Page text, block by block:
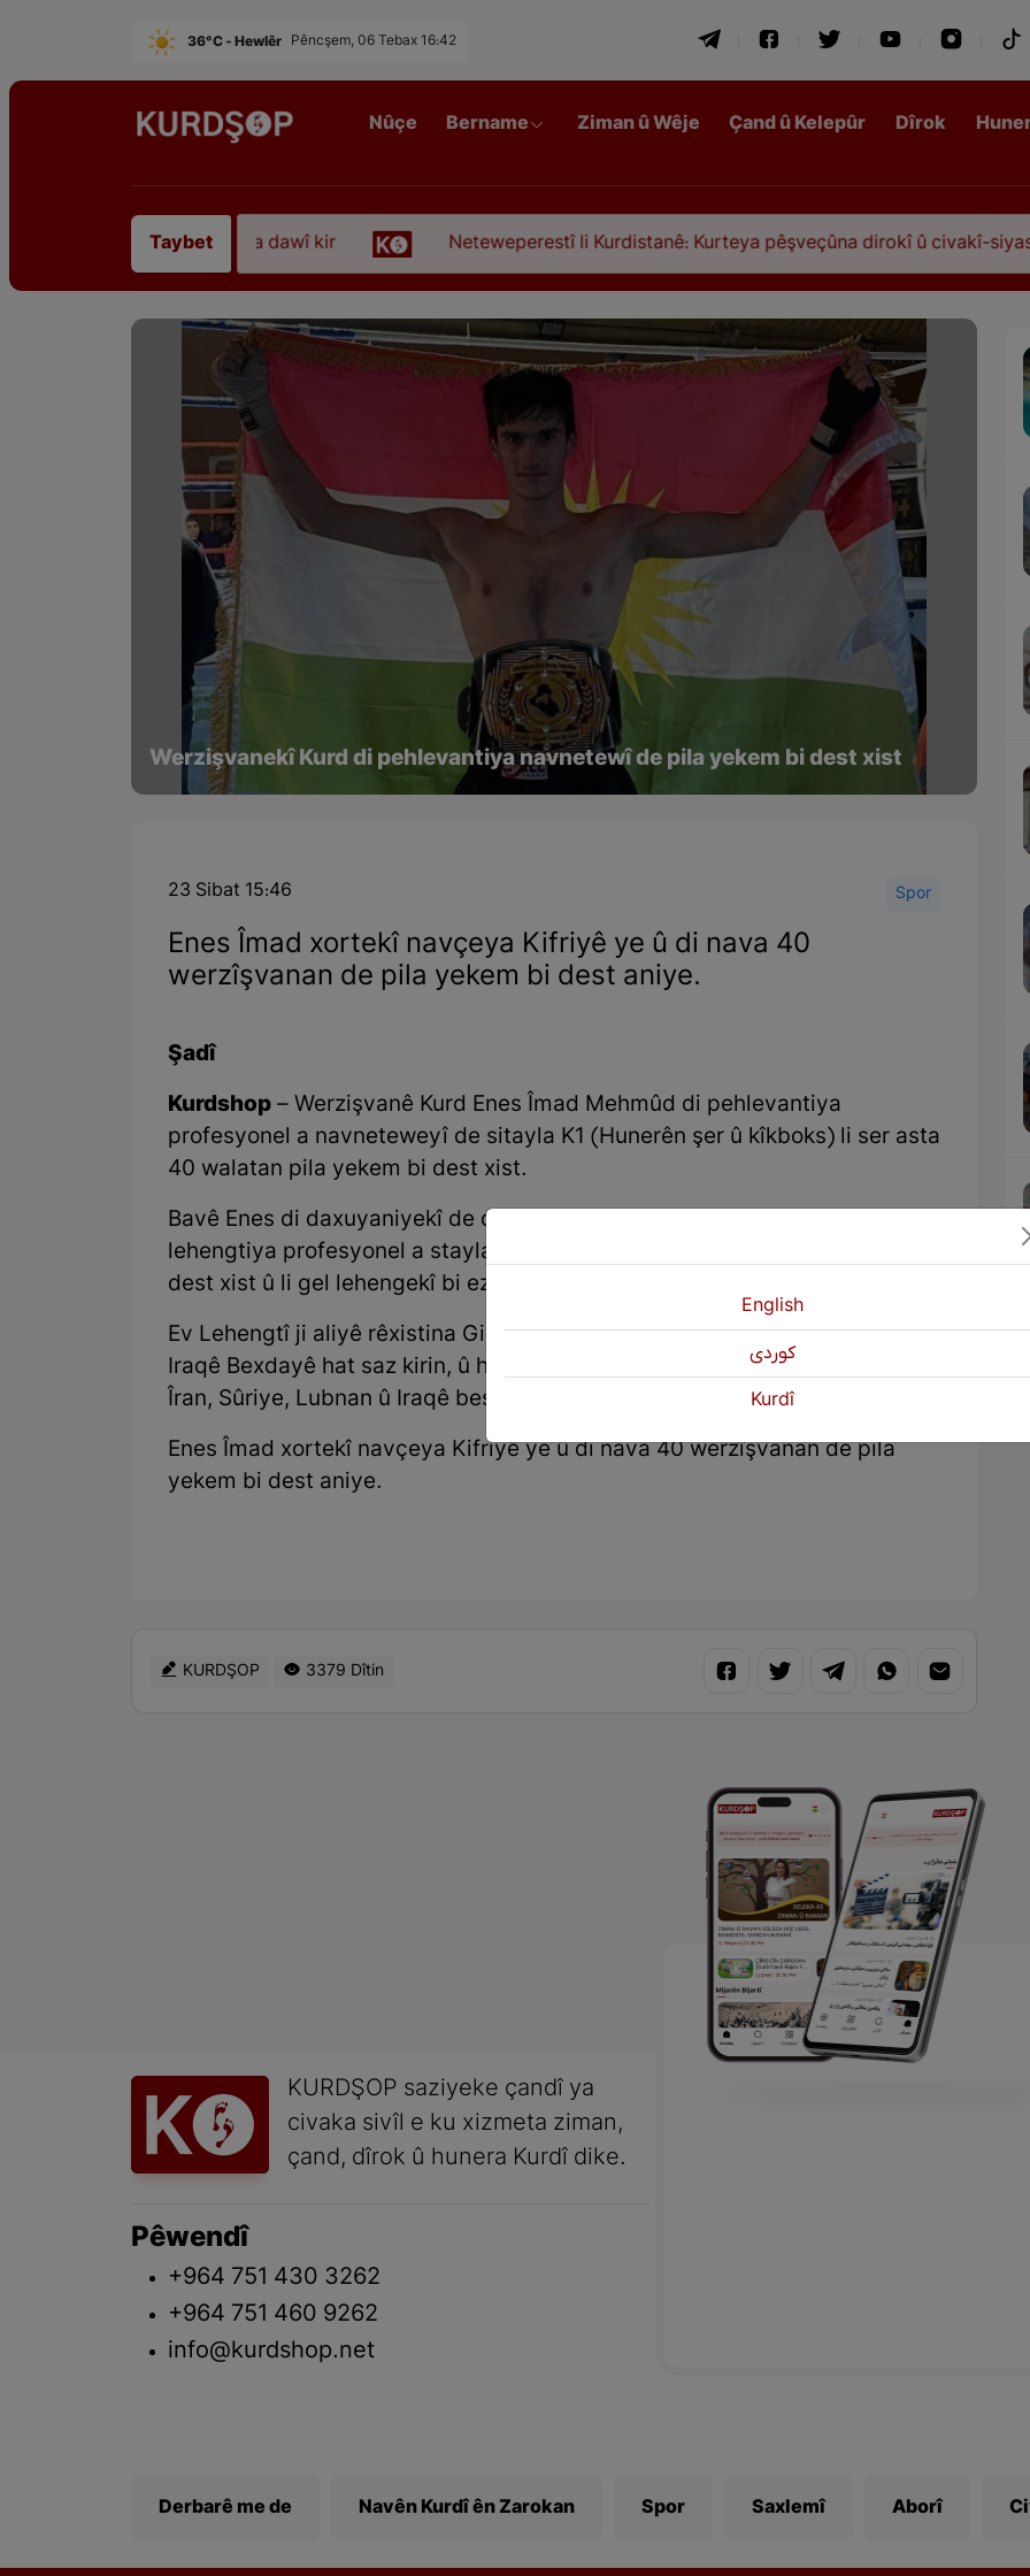
36°C - Hewlêr Pêncşem, 06 Tebax 16:42
Nûçe Bername Ziman û Wêje Çand û Kelepûr Dîrok
Taybet
“Qadirê Sofyanî” koça dawî kir Neteweperestî li Kurdistanê: Kurteya pêşveçûna dirokî û civakî-siyasî
Werzişvanekî Kurd di pehlevantiya navnetewî de pila yekem bi dest xist
23 Sibat 15:46 Spor
Enes Îmad xortekî navçeya Kifriyê ye û di nava 40
werzîşvanan de pila yekem bi dest aniye.
Şadî
Kurdshop – Werzişvanê Kurd Enes Îmad Mehmûd di pehlevantiya
profesyonel a navneteweyî de sitayla K1 (Hunerên şer û kîkboks) li ser asta
40 walatan pila yekem bi dest xist.
Bavê Enes di daxuyaniyekî de diyar kir ku kurê wî di pehlewantî ango
lehengtiya profesyonel a stayla K1 di wezna 51 kîlogram de pila yekemîn bi
dest xist û li gel lehengekî bi ezmûn yê bi nave Cehfer Cemal lîstiye.
Ev Lehengtî ji aliyê rêxistina Gilgamêş a werzêşî ya El Erebî li paytexta
Iraqê Bexdayê hat saz kirin, û herwaha 40 werzîşvan li herêma Kurdistan,
Îran, Sûriye, Lubnan û Iraqê beşdarî wê pêşbirkê bûn.
Enes Îmad xortekî navçeya Kifriyê ye û di nava 40 werzîşvanan de pila
yekem bi dest aniye.
KURDŞOP 3379 Dîtin
KURDŞOP saziyeke çandî ya
civaka sivîl e ku xizmeta ziman,
çand, dîrok û hunera Kurdî dike.
Pêwendî
+964 751 430 3262
+964 751 460 9262
info@kurdshop.net
Derbarê me de Navên Kurdî ên Zarokan Spor Saxlemî Aborî
English
كوردی
Kurdî